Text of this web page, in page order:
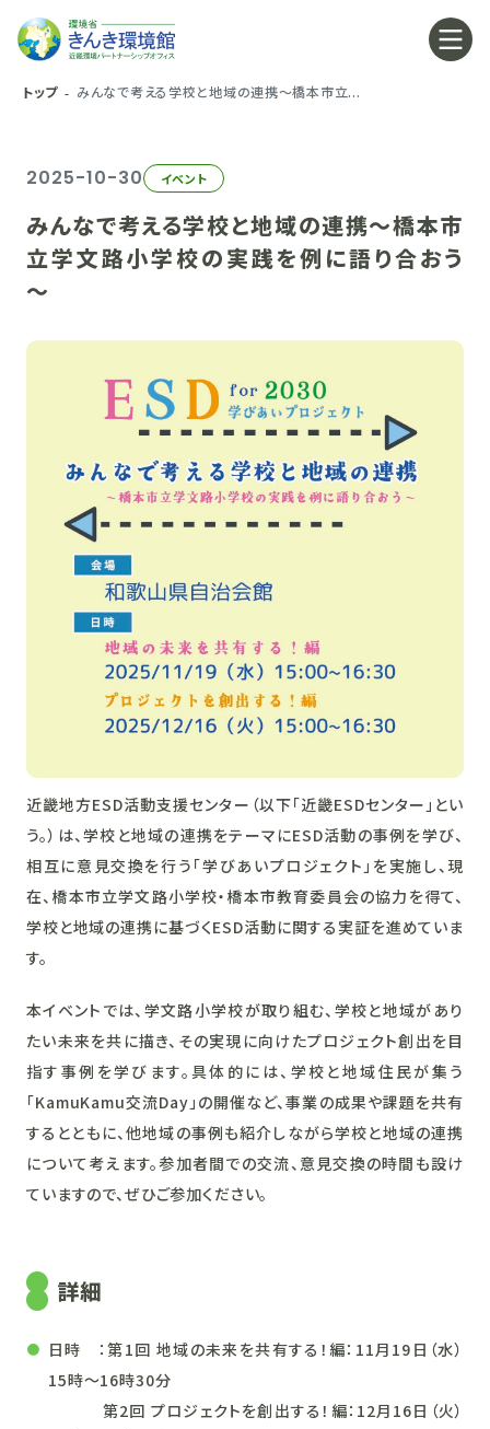
トップ みんなで考える学校と地域の連携～橋本市立...
2025-10-30 イベント
みんなで考える学校と地域の連携～橋本市
立学文路小学校の実践を例に語り合おう
～
近畿地方ESD活動支援センター（以下「近畿ESDセンター」とい
う。）は、学校と地域の連携をテーマにESD活動の事例を学び、
相互に意見交換を行う「学びあいプロジェクト」を実施し、現
在、橋本市立学文路小学校・橋本市教育委員会の協力を得て、
学校と地域の連携に基づくESD活動に関する実証を進めていま
す。
本イベントでは、学文路小学校が取り組む、学校と地域があり
たい未来を共に描き、その実現に向けたプロジェクト創出を目
指す事例を学びます。具体的には、学校と地域住民が集う
「KamuKamu交流Day」の開催など、事業の成果や課題を共有
するとともに、他地域の事例も紹介しながら学校と地域の連携
について考えます。参加者間での交流、意見交換の時間も設け
ていますので、ぜひご参加ください。
詳細
日時 ：第1回 地域の未来を共有する！編：11月19日（水）
15時～16時30分
第2回 プロジェクトを創出する！編：12月16日（火）